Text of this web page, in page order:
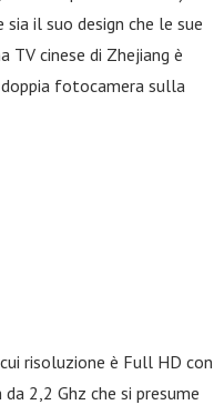
il suo design che le sue
TV cinese di Zhejiang è
fotocamera sulla
risoluzione è Full HD con
2,2 Ghz che si presume